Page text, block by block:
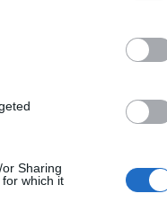
Sharing
which it